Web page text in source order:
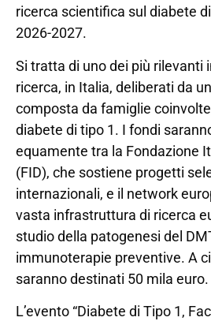
ricerca scientifica sul diabete
2026-2027.
Si tratta di uno dei più rilevanti
ricerca, in Italia, deliberati da
composta da famiglie
diabete di tipo 1. I fondi
equamente tra la Fondazione
(FID), che sostiene progetti
internazionali, e il network
vasta infrastruttura di ricerca
studio della patogenesi del
immunoterapie preventive. A
saranno destinati 50 mila euro.
L’evento “Diabete di Tipo 1,